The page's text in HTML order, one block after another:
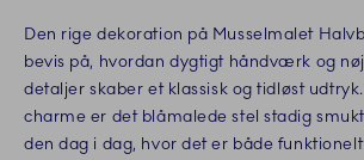
Den rige dekoration på Musselmalet
bevis på, hvordan dygtigt håndværk og
detaljer skaber et klassisk og tidløst
charme er det blåmalede stel stadig
den dag i dag, hvor det er både